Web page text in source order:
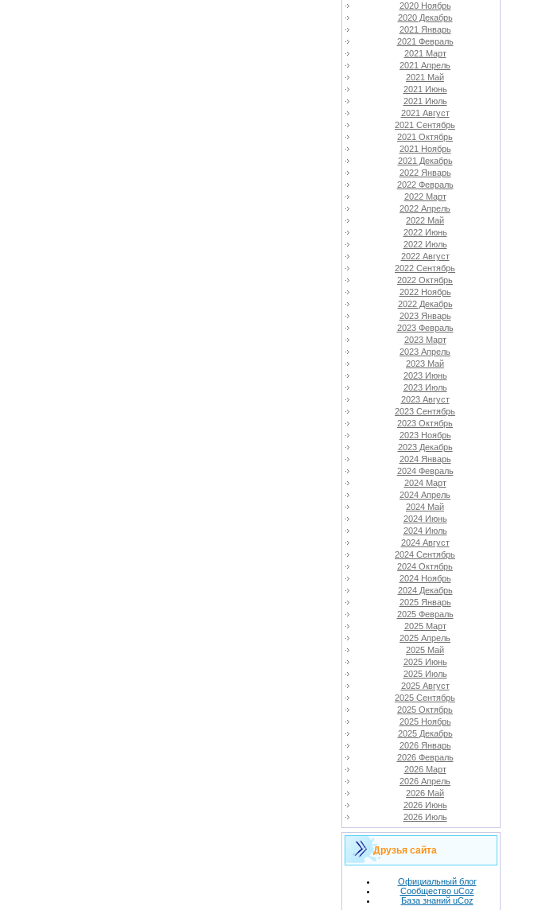
2020 Ноябрь
2020 Декабрь
2021 Январь
2021 Февраль
2021 Март
2021 Апрель
2021 Май
2021 Июнь
2021 Июль
2021 Август
2021 Сентябрь
2021 Октябрь
2021 Ноябрь
2021 Декабрь
2022 Январь
2022 Февраль
2022 Март
2022 Апрель
2022 Май
2022 Июнь
2022 Июль
2022 Август
2022 Сентябрь
2022 Октябрь
2022 Ноябрь
2022 Декабрь
2023 Январь
2023 Февраль
2023 Март
2023 Апрель
2023 Май
2023 Июнь
2023 Июль
2023 Август
2023 Сентябрь
2023 Октябрь
2023 Ноябрь
2023 Декабрь
2024 Январь
2024 Февраль
2024 Март
2024 Апрель
2024 Май
2024 Июнь
2024 Июль
2024 Август
2024 Сентябрь
2024 Октябрь
2024 Ноябрь
2024 Декабрь
2025 Январь
2025 Февраль
2025 Март
2025 Апрель
2025 Май
2025 Июнь
2025 Июль
2025 Август
2025 Сентябрь
2025 Октябрь
2025 Ноябрь
2025 Декабрь
2026 Январь
2026 Февраль
2026 Март
2026 Апрель
2026 Май
2026 Июнь
2026 Июль
Друзья сайта
Официальный блог
Сообщество uCoz
База знаний uCoz